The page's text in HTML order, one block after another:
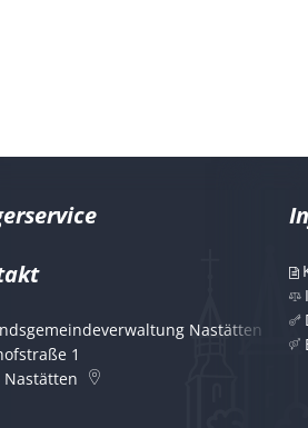
Nastätten
1
Nastätten